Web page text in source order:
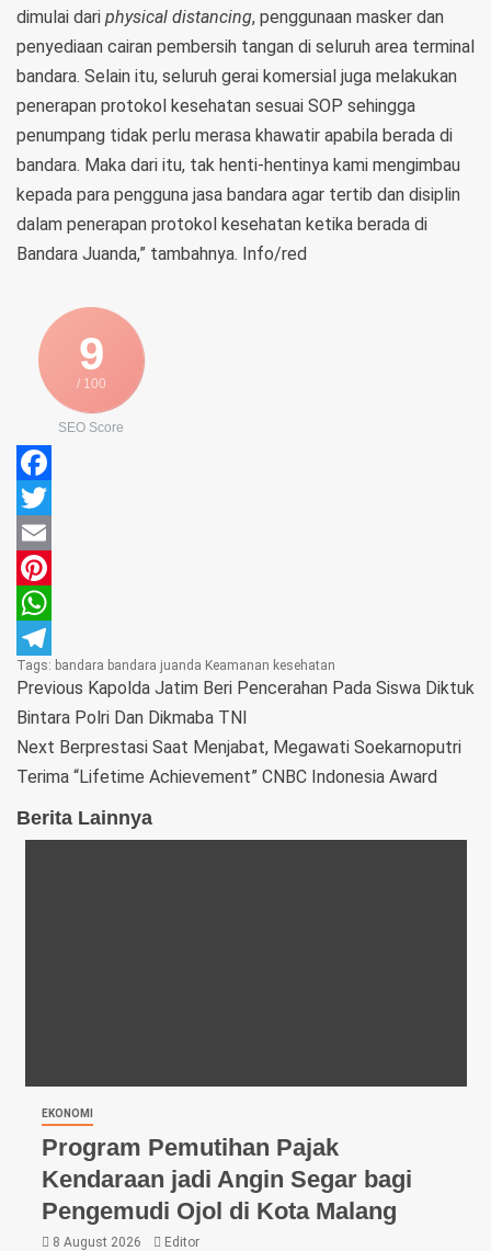
dimulai dari physical distancing, penggunaan masker dan
penyediaan cairan pembersih tangan di seluruh area terminal
bandara. Selain itu, seluruh gerai komersial juga melakukan
penerapan protokol kesehatan sesuai SOP sehingga
penumpang tidak perlu merasa khawatir apabila berada di
bandara. Maka dari itu, tak henti-hentinya kami mengimbau
kepada para pengguna jasa bandara agar tertib dan disiplin
dalam penerapan protokol kesehatan ketika berada di
Bandara Juanda,” tambahnya. Info/red
9
/ 100
SEO Score
Facebook
Twitter
Email
Pinterest
WhatsApp
Telegram
Tags: bandara bandara juanda Keamanan kesehatan
Previous Kapolda Jatim Beri Pencerahan Pada Siswa Diktuk
Bintara Polri Dan Dikmaba TNI
Next Berprestasi Saat Menjabat, Megawati Soekarnoputri
Terima “Lifetime Achievement” CNBC Indonesia Award
Berita Lainnya
EKONOMI
Program Pemutihan Pajak
Kendaraan jadi Angin Segar bagi
Pengemudi Ojol di Kota Malang
8 August 2026 Editor